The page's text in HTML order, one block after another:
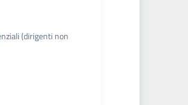
(dirigenti non